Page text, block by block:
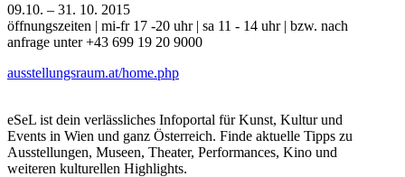
09.10. – 31. 10. 2015
öffnungszeiten | mi-fr 17 -20 uhr | sa 11 - 14 uhr | bzw. nach
anfrage unter +43 699 19 20 9000
ausstellungsraum.at/home.php
eSeL ist dein verlässliches Infoportal für Kunst, Kultur und
Events in Wien und ganz Österreich. Finde aktuelle Tipps zu
Ausstellungen, Museen, Theater, Performances, Kino und
weiteren kulturellen Highlights.